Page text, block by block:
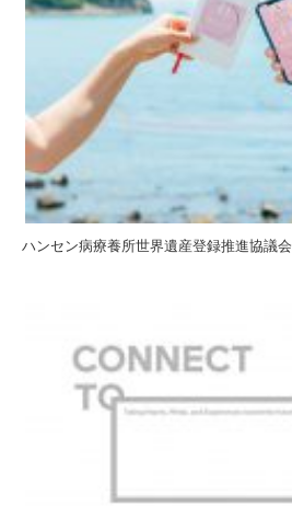
ハンセン病療養所世界遺産登録推進協議会